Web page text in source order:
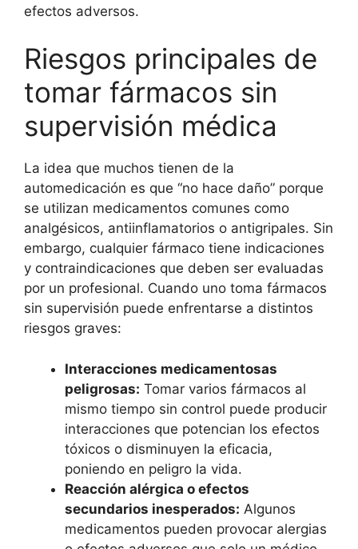
efectos adversos.
Riesgos principales de
tomar fármacos sin
supervisión médica
La idea que muchos tienen de la
automedicación es que “no hace daño” porque
se utilizan medicamentos comunes como
analgésicos, antiinflamatorios o antigripales. Sin
embargo, cualquier fármaco tiene indicaciones
y contraindicaciones que deben ser evaluadas
por un profesional. Cuando uno toma fármacos
sin supervisión puede enfrentarse a distintos
riesgos graves:
Interacciones medicamentosas
peligrosas: Tomar varios fármacos al
mismo tiempo sin control puede producir
interacciones que potencian los efectos
tóxicos o disminuyen la eficacia,
poniendo en peligro la vida.
Reacción alérgica o efectos
secundarios inesperados: Algunos
medicamentos pueden provocar alergias